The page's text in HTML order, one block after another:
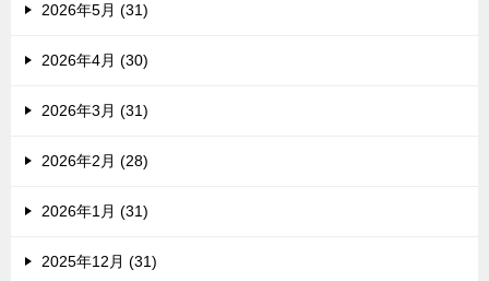
2026年5月 (31)
2026年4月 (30)
2026年3月 (31)
2026年2月 (28)
2026年1月 (31)
2025年12月 (31)